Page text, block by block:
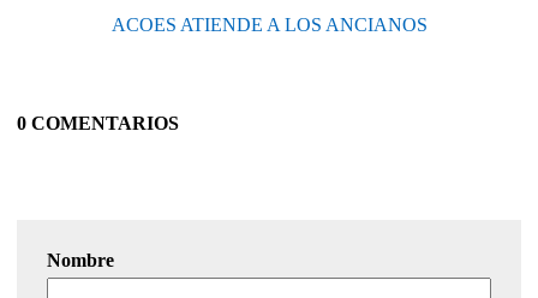
ACOES ATIENDE A LOS ANCIANOS
0 COMENTARIOS
Nombre